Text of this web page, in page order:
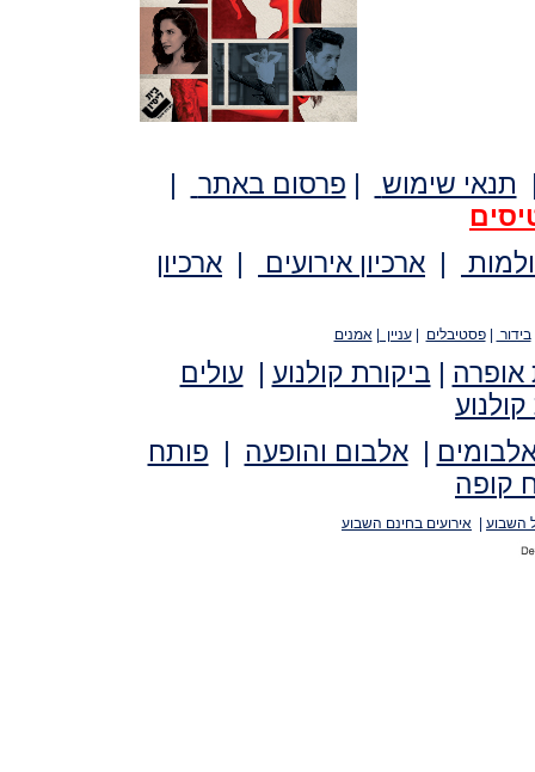
תנאי שימוש | פרסום באתר
|
| ארכיון אירועים | ארכיון
בידור |פסטיבלים |עניין |אמנים
אופרה | ביקורת קולנוע |עולים
קולנוע
|אלבום והופעה | פותח
קופה
השבוע אירועים בחינם השבוע